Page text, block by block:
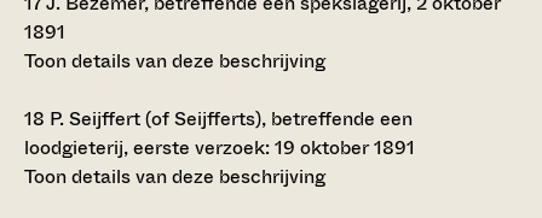
1891
Toon details van deze beschrijving
18 P. Seijffert (of Seijfferts), betreffende een
loodgieterij, eerste verzoek: 19 oktober 1891
Toon details van deze beschrijving